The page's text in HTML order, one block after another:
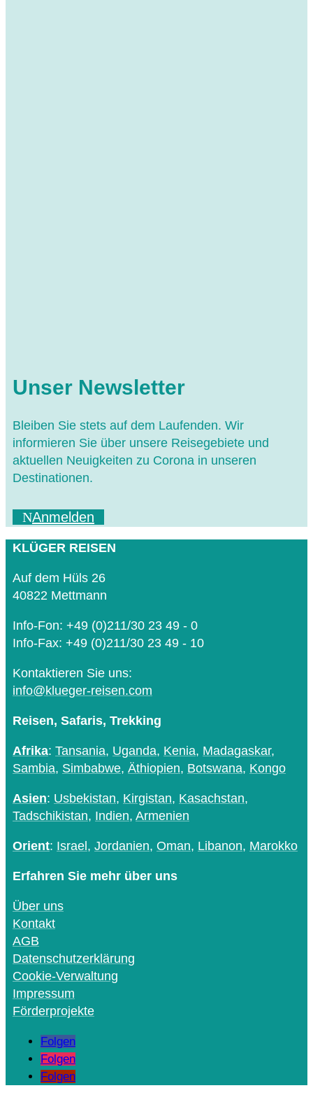
Unser Newsletter
Bleiben Sie stets auf dem Laufenden. Wir
informieren Sie über unsere Reisegebiete und
aktuellen Neuigkeiten zu Corona in unseren
Destinationen.
Anmelden
KLÜGER REISEN
Auf dem Hüls 26
40822 Mettmann
Info-Fon: +49 (0)211/30 23 49 - 0
Info-Fax: +49 (0)211/30 23 49 - 10
Kontaktieren Sie uns:
info@klueger-reisen.com
Reisen, Safaris, Trekking
Afrika: Tansania, Uganda, Kenia, Madagaskar,
Sambia, Simbabwe, Äthiopien, Botswana, Kongo
Asien: Usbekistan, Kirgistan, Kasachstan,
Tadschikistan, Indien, Armenien
Orient: Israel , Jordanien, Oman, Libanon, Marokko
Erfahren Sie mehr über uns
Über uns
Kontakt
AGB
Datenschutzerklärung
Cookie-Verwaltung
Impressum
Förderprojekte
Folgen
Folgen
Folgen